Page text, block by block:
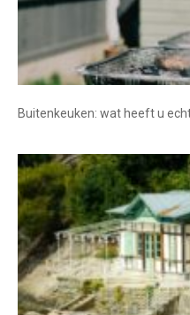
Buitenkeuken: wat heeft u